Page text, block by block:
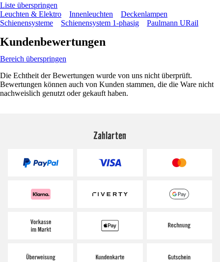
Liste überspringen
Leuchten & Elektro
Innenleuchten
Deckenlampen
Schienensysteme
Schienensystem 1-phasig Paulmann URail
Kundenbewertungen
Bereich überspringen
Die Echtheit der Bewertungen wurde von uns nicht überprüft.
Bewertungen können auch von Kunden stammen, die die Ware nicht
nachweislich genutzt oder gekauft haben.
Zahlarten